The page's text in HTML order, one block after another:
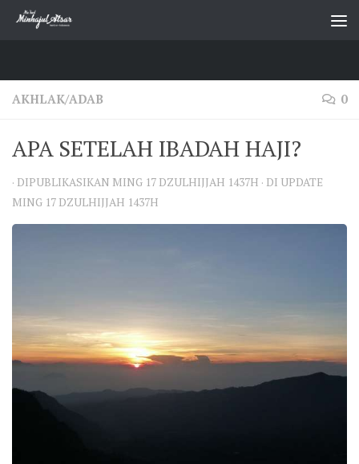
Skip to content
AKHLAK/ADAB 0
APA SETELAH IBADAH HAJI?
· DIPUBLIKASIKAN MING 17 DZULHIJJAH 1437H · DI UPDATE
MING 17 DZULHIJJAH 1437H